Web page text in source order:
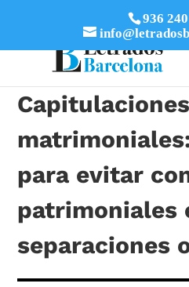
936
Capitulaciones
para evitar
patrimoniales
separaciones